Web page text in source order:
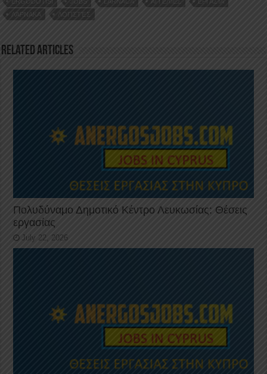
o
k
n
p
ΛΆΡΝΑΚΑ
ΛΟΓΙΣΤΈΣ
Related Articles
Πολυδύναμο Δημοτικό Κέντρο Λευκωσίας: Θέσεις
εργασίας
July 22, 2026